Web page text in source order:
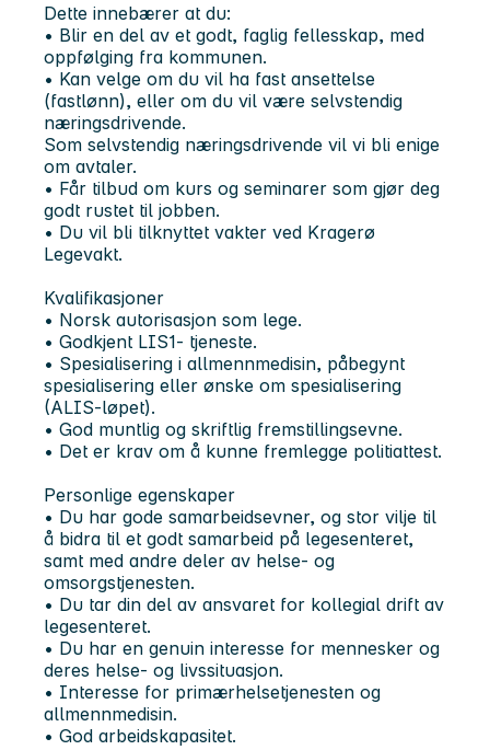
Dette innebærer at du:
• Blir en del av et godt, faglig fellesskap, med
oppfølging fra kommunen.
• Kan velge om du vil ha fast ansettelse
(fastlønn), eller om du vil være selvstendig
næringsdrivende.
Som selvstendig næringsdrivende vil vi bli enige
om avtaler.
• Får tilbud om kurs og seminarer som gjør deg
godt rustet til jobben.
• Du vil bli tilknyttet vakter ved Kragerø
Legevakt.
Kvalifikasjoner
• Norsk autorisasjon som lege.
• Godkjent LIS1- tjeneste.
• Spesialisering i allmennmedisin, påbegynt
spesialisering eller ønske om spesialisering
(ALIS-løpet).
• God muntlig og skriftlig fremstillingsevne.
• Det er krav om å kunne fremlegge politiattest.
Personlige egenskaper
• Du har gode samarbeidsevner, og stor vilje til
å bidra til et godt samarbeid på legesenteret,
samt med andre deler av helse- og
omsorgstjenesten.
• Du tar din del av ansvaret for kollegial drift av
legesenteret.
• Du har en genuin interesse for mennesker og
deres helse- og livssituasjon.
• Interesse for primærhelsetjenesten og
allmennmedisin.
• God arbeidskapasitet.